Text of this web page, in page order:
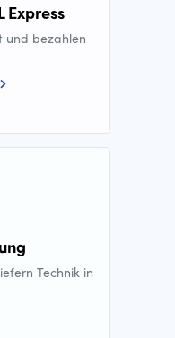
Express
und bezahlen
Technik in